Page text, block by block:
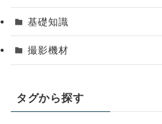
基礎知識
撮影機材
タグから探す